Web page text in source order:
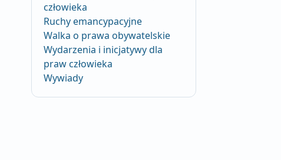
człowieka
Ruchy emancypacyjne
Walka o prawa obywatelskie
Wydarzenia i inicjatywy dla
praw człowieka
Wywiady